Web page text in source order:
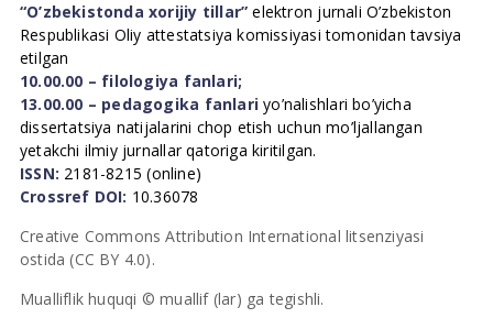
“O’zbekistonda xorijiy tillar” elektron jurnali O’zbekiston
Respublikasi Oliy attestatsiya komissiyasi tomonidan tavsiya
etilgan
10.00.00 – filologiya fanlari;
13.00.00 – pedagogika fanlari yo’nalishlari bo’yicha
dissertatsiya natijalarini chop etish uchun mo’ljallangan
yetakchi ilmiy jurnallar qatoriga kiritilgan.
ISSN: 2181-8215 (online)
Crossref DOI: 10.36078
Creative Commons Attribution International litsenziyasi
ostida (CC BY 4.0).
Mualliflik huquqi © muallif (lar) ga tegishli.